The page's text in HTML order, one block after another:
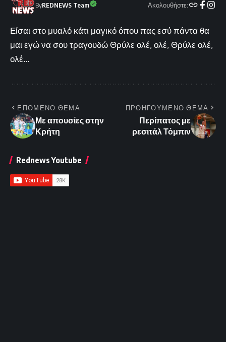
ByREDNEWS Team Ακολουθήστε:
Είσαι στο μυαλό κάτι μαγικό όπου πας εσύ πάντα θα
μαι εγώ να σου τραγουδώ Θρύλε ολέ, ολέ, Θρύλε ολέ,
ολέ...
ΕΠΟΜΕΝΟ ΘΕΜΑ
Με απουσίες στην
Κρήτη
ΠΡΟΗΓΟΥΜΕΝΟ ΘΕΜΑ
Περίπατος με
ρεσιτάλ Τόμπιν
Rednews Youtube